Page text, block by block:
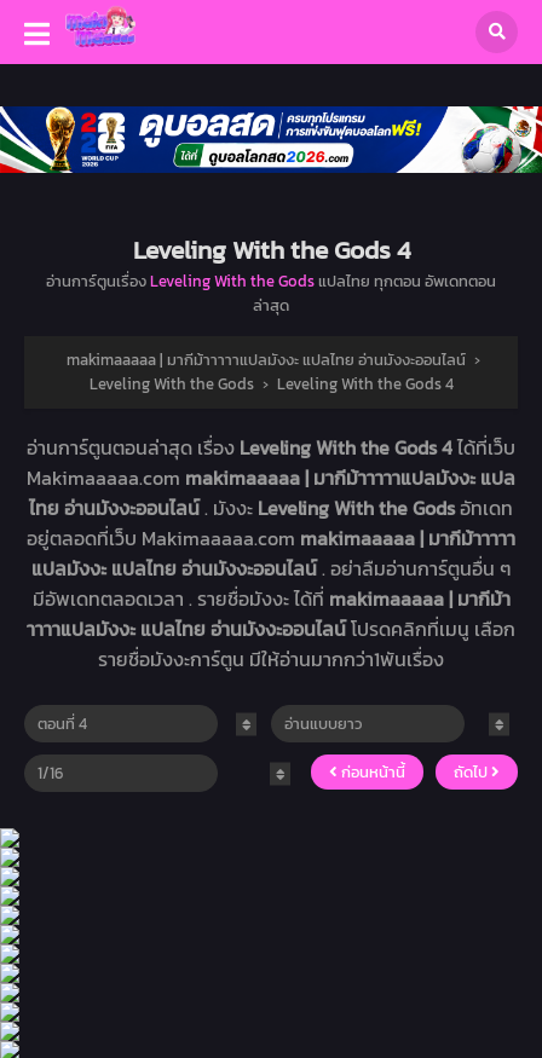
Leveling With the Gods 4
อ่านการ์ตูนเรื่องLeveling With the Godsแปลไทย ทุกตอน อัพเดทตอน
ล่าสุด
makimaaaaa | มากีม้าาาาาแปลมังงะ แปลไทย อ่านมังงะออนไลน์ ›
Leveling With the Gods › Leveling With the Gods 4
อ่านการ์ตูนตอนล่าสุด เรื่อง Leveling With the Gods 4ได้ที่เว็บ
Makimaaaaa.com makimaaaaa | มากีม้าาาาาแปลมังงะ แปล
ไทย อ่านมังงะออนไลน์. มังงะ Leveling With the Godsอัทเดท
อยู่ตลอดที่เว็บ Makimaaaaa.com makimaaaaa | มากีม้าาาาา
แปลมังงะ แปลไทย อ่านมังงะออนไลน์. อย่าลืมอ่านการ์ตูนอื่น ๆ
มีอัพเดทตลอดเวลา . รายชื่อมังงะ ได้ที่ makimaaaaa | มากีม้า
าาาาแปลมังงะ แปลไทย อ่านมังงะออนไลน์โปรดคลิกที่เมนู เลือก
รายชื่อมังงะการ์ตูน มีให้อ่านมากกว่า1พันเรื่อง
ก่อนหน้านี้ ถัดไป